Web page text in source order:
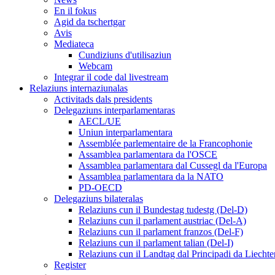
En il fokus
Agid da tschertgar
Avis
Mediateca
Cundiziuns d'utilisaziun
Webcam
Integrar il code dal livestream
Relaziuns internaziunalas
Activitads dals presidents
Delegaziuns interparlamentaras
AECL/UE
Uniun interparlamentara
Assemblée parlementaire de la Francophonie
Assamblea parlamentara da l'OSCE
Assamblea parlamentara dal Cussegl da l'Europa
Assamblea parlamentara da la NATO
PD-OECD
Delegaziuns bilateralas
Relaziuns cun il Bundestag tudestg (Del-D)
Relaziuns cun il parlament austriac (Del-A)
Relaziuns cun il parlament franzos (Del-F)
Relaziuns cun il parlament talian (Del-I)
Relaziuns cun il Landtag dal Principadi da
Register